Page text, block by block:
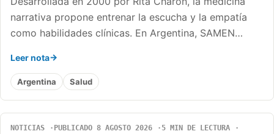
narrativa propone entrenar la escucha y la empatía
como habilidades clínicas. En Argentina, SAMEN…
Leer nota
Argentina Salud
NOTICIAS PUBLICADO 8 AGOSTO 2026
5 MIN DE LECTURA